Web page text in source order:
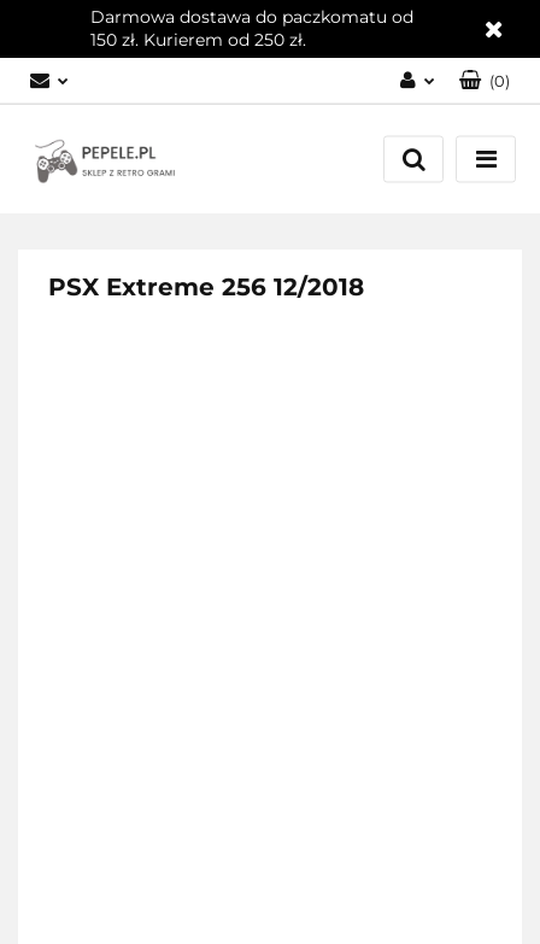
Darmowa dostawa do paczkomatu od
150 zł. Kurierem od 250 zł.
Zaloguj się
Załóż konto
(0)
PSX Extreme 256 12/2018